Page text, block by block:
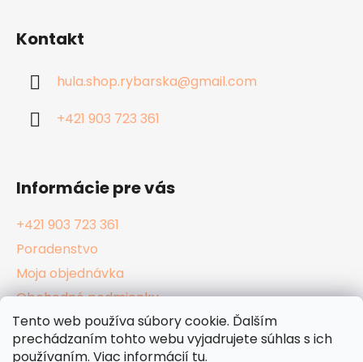
Tento web používa súbory cookie. Ďalším
prechádzaním tohto webu vyjadrujete súhlas s ich
používaním. Viac informácií tu.
Kontakt
hula.shop.rybarska@gmail.com
+421 903 723 361
Informácie pre vás
+421 903 723 361
Poradenstvo
Moja objednávka
Obchodné podmienky
Reklamačný poriadok
Podmienky ochrany osobných údajov